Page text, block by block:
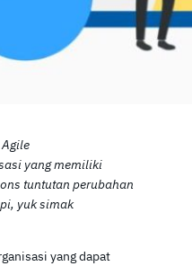
yang memiliki
tuntutan perubahan
yuk simak
yang dapat